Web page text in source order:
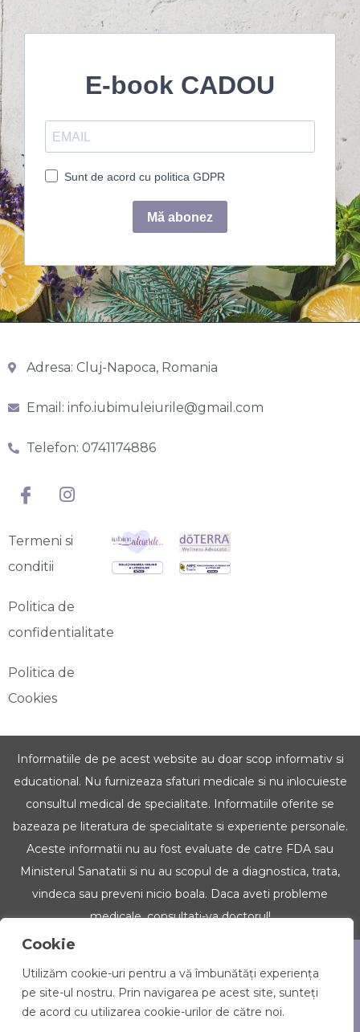
Cookie
Utilizăm cookie-uri pentru a vă îmbunătăți experiența
pe site-ul nostru. Prin navigarea pe acest site, sunteți
de acord cu utilizarea cookie-urilor de către noi.
Adresa: Cluj-Napoca, Romania
Email: info.iubimuleiurile@gmail.com
Telefon: 0741174886
Termeni si
conditii
Politica de
confidentialitate
Politica de
Cookies
Informatiile de pe acest website au doar scop informativ si
educational. Nu furnizeaza sfaturi medicale si nu inlocuieste
consultul medical de specialitate. Informatiile oferite se
bazeaza pe literatura de specialitate si experiente personale.
Aceste informatii nu au fost evaluate de catre FDA sau
Ministerul Sanatatii si nu au scopul de a diagnostica, trata,
vindeca sau preveni nicio boala. Daca aveti probleme
medicale, consultati-va doctorul!
rezervate.